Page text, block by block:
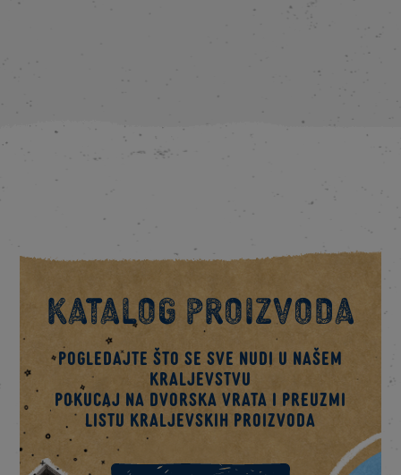
Katalog proizvoda
Pogledajte što se sve nudi u našem
kraljevstvu
Pokucaj na dvorska vrata i preuzmi
listu kraljevskih proizvoda